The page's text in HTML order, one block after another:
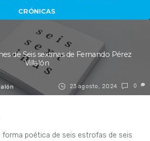
CRÓNICAS
23 agosto, 2024
de Seis sextinas de Fernando Pérez
Villalón
0
forma poética de seis estrofas de seis